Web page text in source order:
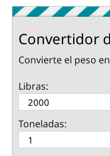
Convertidor
Convierte el peso
Libras:
Toneladas: